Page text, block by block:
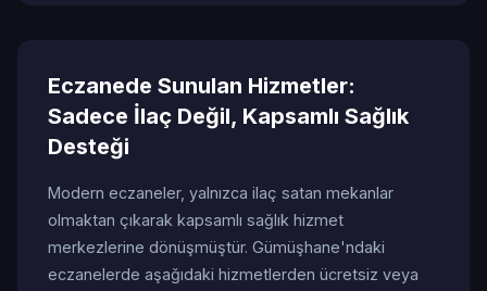
Eczanede Sunulan Hizmetler:
Sadece İlaç Değil, Kapsamlı Sağlık
Desteği
Modern eczaneler, yalnızca ilaç satan mekanlar
olmaktan çıkarak kapsamlı sağlık hizmet
merkezlerine dönüşmüştür. Gümüşhane'ndaki
eczanelerde aşağıdaki hizmetlerden ücretsiz veya